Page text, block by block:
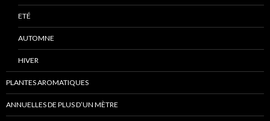
ETÉ
AUTOMNE
HIVER
PLANTES AROMATIQUES
ANNUELLES DE PLUS D’UN MÈTRE